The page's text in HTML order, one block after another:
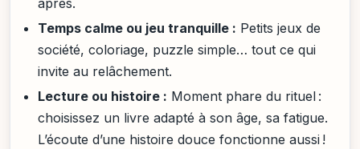
après.
Temps calme ou jeu tranquille : Petits jeux de
société, coloriage, puzzle simple… tout ce qui
invite au relâchement.
Lecture ou histoire : Moment phare du rituel :
choisissez un livre adapté à son âge, sa fatigue.
L’écoute d’une histoire douce fonctionne aussi !